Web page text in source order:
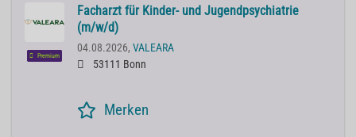
Premium
Facharzt für Kinder- und Jugendpsychiatrie
(m/w/d)
04.08.2026, VALEARA
53111 Bonn
Merken